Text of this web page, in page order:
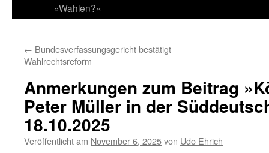
»Wahlen?«
← Bundesverfassungsgericht bestätigt
Wahlrechtsreform
Anmerkungen zum Beitrag
Peter Müller in der
18.10.2025
Veröffentlicht am November 6, 2025von Udo Ehrich